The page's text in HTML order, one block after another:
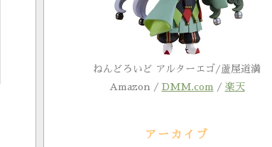
ねんどろいど アルターエゴ/蘆屋道満
Amazon / DMM.com / 楽天
アーカイブ